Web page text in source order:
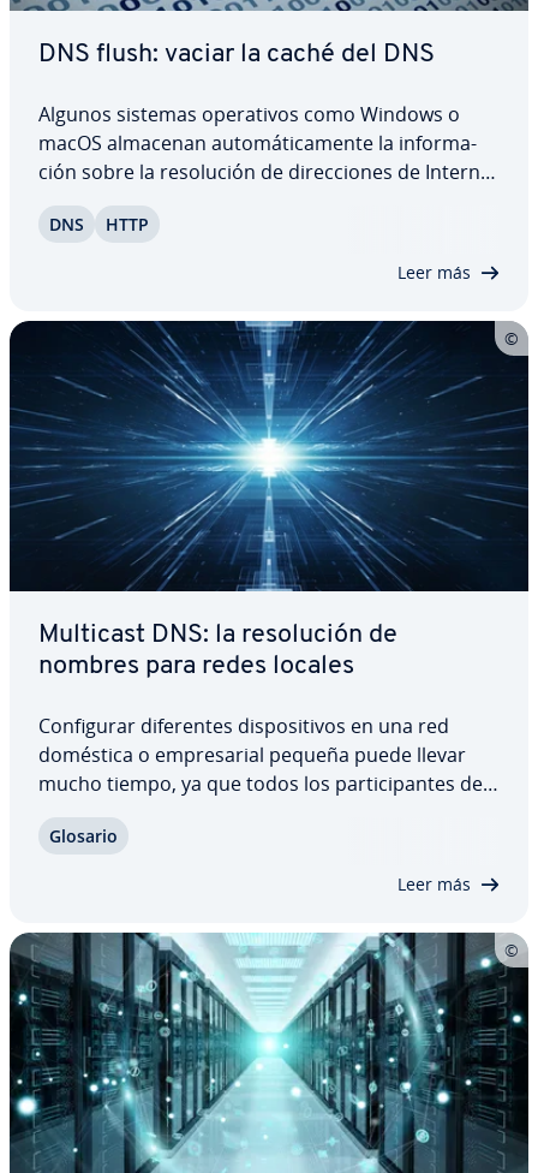
DNS flush: vaciar la caché del DNS
Algunos sistemas ope­ra­ti­vos como Windows o
macOS almacenan au­to­má­ti­ca­me­n­te la in­fo­r­ma­
ción sobre la re­so­lu­ción de di­re­c­cio­nes de Internet
DNS. El propósito de esta caché es mejorar la
DNS HTTP
Leer más
Multicast DNS: la re­so­lu­ción de
nombres para redes locales
Co­n­fi­gu­rar di­fe­re­n­tes di­s­po­si­ti­vos en una red
doméstica o em­pre­sa­rial pequeña puede llevar
mucho tiempo, ya que todos los pa­r­ti­ci­pa­n­tes de
tanto, conocer los datos de los demás. El multicast
Glosario
Leer más